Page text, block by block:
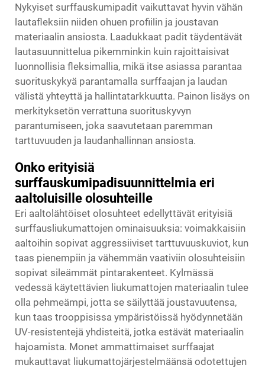
Nykyiset surffauskumipadit vaikuttavat hyvin vähän
lautafleksiin niiden ohuen profiilin ja joustavan
materiaalin ansiosta. Laadukkaat padit täydentävät
lautasuunnittelua pikemminkin kuin rajoittaisivat
luonnollisia fleksimallia, mikä itse asiassa parantaa
suorituskykyä parantamalla surffaajan ja laudan
välistä yhteyttä ja hallintatarkkuutta. Painon lisäys on
merkityksetön verrattuna suorituskyvyn
parantumiseen, joka saavutetaan paremman
tarttuvuuden ja laudanhallinnan ansiosta.
Onko erityisiä
surffauskumipadisuunnittelmia eri
aaltoluisille olosuhteille
Eri aaltolähtöiset olosuhteet edellyttävät erityisiä
surffausliukumattojen ominaisuuksia: voimakkaisiin
aaltoihin sopivat aggressiiviset tarttuvuuskuviot, kun
taas pienempiin ja vähemmän vaativiin olosuhteisiin
sopivat sileämmät pintarakenteet. Kylmässä
vedessä käytettävien liukumattojen materiaalin tulee
olla pehmeämpi, jotta se säilyttää joustavuutensa,
kun taas trooppisissa ympäristöissä hyödynnetään
UV-resistentejä yhdisteitä, jotka estävät materiaalin
hajoamista. Monet ammattimaiset surffaajat
mukauttavat liukumattojärjestelmäänsä odotettujen